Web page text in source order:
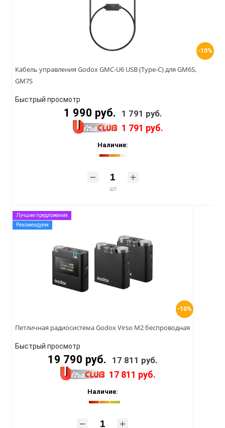
-10%
Кабель управления Godox GMC-U6 USB (Type-C) для GM6S,
GM7S
Быстрый просмотр
1 990 руб. 1 791 руб.
1 791 руб.
Наличие:
шт
-10%
Лучшие предложения
Рекомендуем
Петличная радиосистема Godox Virso M2 беспроводная
Быстрый просмотр
19 790 руб. 17 811 руб.
17 811 руб.
Наличие: